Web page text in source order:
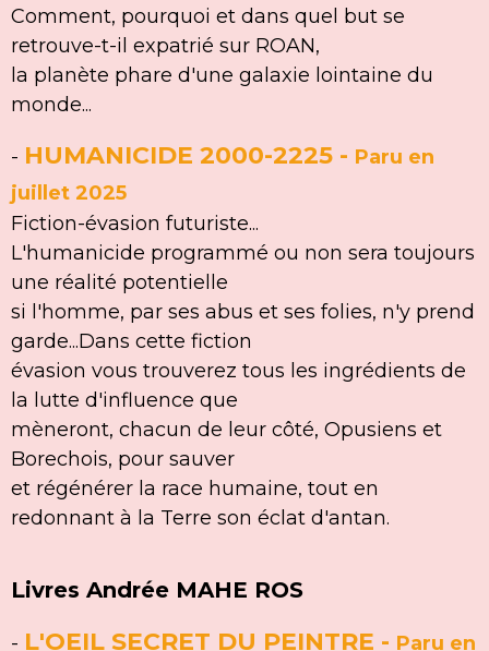
Comment, pourquoi et dans quel but se
retrouve-t-il expatrié sur ROAN,
la planète phare d'une galaxie lointaine du
monde...
- HUMANICIDE 2000-2225 - Paru en
juillet 2025
Fiction-évasion futuriste...
L'humanicide programmé ou non sera toujours
une réalité potentielle
si l'homme, par ses abus et ses folies, n'y prend
garde...Dans cette fiction
évasion vous trouverez tous les ingrédients de
la lutte d'influence que
mèneront, chacun de leur côté, Opusiens et
Borechois, pour sauver
et régénérer la race humaine, tout en
redonnant à la Terre son éclat d'antan.
Livres Andrée MAHE ROS
- L'OEIL SECRET DU PEINTRE - Paru en